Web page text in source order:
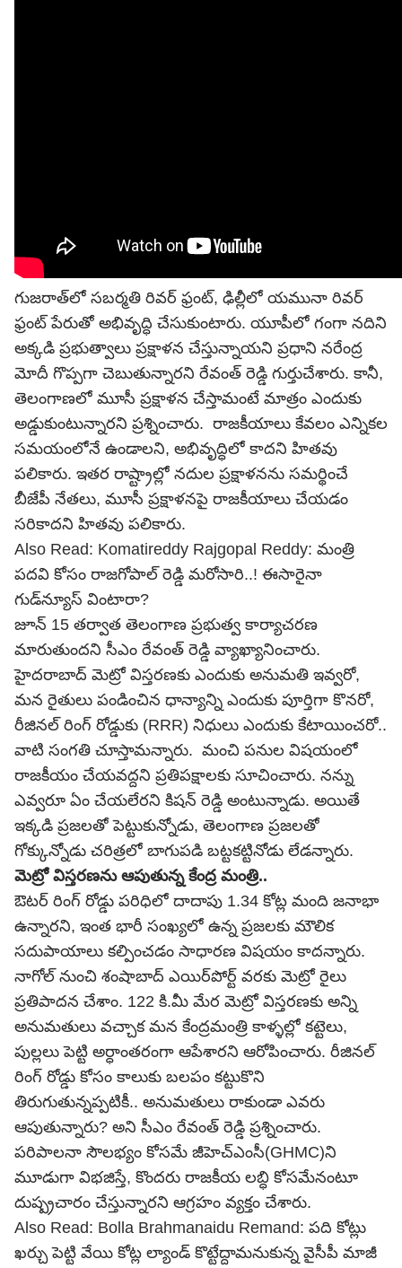
గుజరాత్‌లో సబర్మతి రివర్ ఫ్రంట్, ఢిల్లీలో యమునా రివర్
ఫ్రంట్ పేరుతో అభివృద్ధి చేసుకుంటారు. యూపీలో గంగా నదిని
అక్కడి ప్రభుత్వాలు ప్రక్షాళన చేస్తున్నాయని ప్రధాని నరేంద్ర
మోదీ గొప్పగా చెబుతున్నారని రేవంత్ రెడ్డి గుర్తుచేశారు. కానీ,
తెలంగాణలో మూసీ ప్రక్షాళన చేస్తామంటే మాత్రం ఎందుకు
అడ్డుకుంటున్నారని ప్రశ్నించారు. రాజకీయాలు కేవలం ఎన్నికల
సమయంలోనే ఉండాలని, అభివృద్ధిలో కాదని హితవు
పలికారు. ఇతర రాష్ట్రాల్లో నదుల ప్రక్షాళనను సమర్థించే
బీజేపీ నేతలు, మూసీ ప్రక్షాళనపై రాజకీయాలు చేయడం
సరికాదని హితవు పలికారు.
Also Read: Komatireddy Rajgopal Reddy: మంత్రి
పదవి కోసం రాజగోపాల్ రెడ్డి మరోసారి..! ఈసారైనా
గుడ్‌న్యూస్ వింటారా?
జూన్ 15 తర్వాత తెలంగాణ ప్రభుత్వ కార్యాచరణ
మారుతుందని సీఎం రేవంత్ రెడ్డి వ్యాఖ్యానించారు.
హైదరాబాద్ మెట్రో విస్తరణకు ఎందుకు అనుమతి ఇవ్వరో,
మన రైతులు పండించిన ధాన్యాన్ని ఎందుకు పూర్తిగా కొనరో,
రీజినల్ రింగ్ రోడ్డుకు (RRR) నిధులు ఎందుకు కేటాయించరో..
వాటి సంగతి చూస్తామన్నారు. మంచి పనుల విషయంలో
రాజకీయం చేయవద్దని ప్రతిపక్షాలకు సూచించారు. నన్ను
ఎవ్వరూ ఏం చేయలేరని కిషన్ రెడ్డి అంటున్నాడు. అయితే
ఇక్కడి ప్రజలతో పెట్టుకున్నోడు, తెలంగాణ ప్రజలతో
గోక్కున్నోడు చరిత్రలో బాగుపడి బట్టకట్టినోడు లేడన్నారు.
మెట్రో విస్తరణను ఆపుతున్న కేంద్ర మంత్రి..
ఔటర్ రింగ్ రోడ్డు పరిధిలో దాదాపు 1.34 కోట్ల మంది జనాభా
ఉన్నారని, ఇంత భారీ సంఖ్యలో ఉన్న ప్రజలకు మౌలిక
సదుపాయాలు కల్పించడం సాధారణ విషయం కాదన్నారు.
నాగోల్ నుంచి శంషాబాద్ ఎయిర్‌పోర్ట్ వరకు మెట్రో రైలు
ప్రతిపాదన చేశాం. 122 కి.మీ మేర మెట్రో విస్తరణకు అన్ని
అనుమతులు వచ్చాక మన కేంద్రమంత్రి కాళ్ళల్లో కట్టెలు,
పుల్లలు పెట్టి అర్ధాంతరంగా ఆపేశారని ఆరోపించారు. రీజినల్
రింగ్ రోడ్డు కోసం కాలుకు బలపం కట్టుకొని
తిరుగుతున్నప్పటికీ.. అనుమతులు రాకుండా ఎవరు
ఆపుతున్నారు? అని సీఎం రేవంత్ రెడ్డి ప్రశ్నించారు.
పరిపాలనా సౌలభ్యం కోసమే జీహెచ్‌ఎంసీ(GHMC)ని
మూడుగా విభజిస్తే, కొందరు రాజకీయ లబ్ధి కోసమేనంటూ
దుష్ప్రచారం చేస్తున్నారని ఆగ్రహం వ్యక్తం చేశారు.
Also Read: Bolla Brahmanaidu Remand: పది కోట్లు
ఖర్చు పెట్టి వేయి కోట్ల ల్యాండ్ కొట్టేద్దామనుకున్న వైసీపీ మాజీ